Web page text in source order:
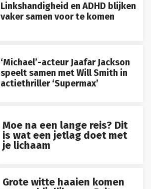
Linkshandigheid en ADHD blijken
vaker samen voor te komen
‘Michael’-acteur Jaafar Jackson
speelt samen met Will Smith in
actiethriller ‘Supermax’
Moe na een lange reis? Dit
is wat een jetlag doet met
je lichaam
Grote witte haaien komen